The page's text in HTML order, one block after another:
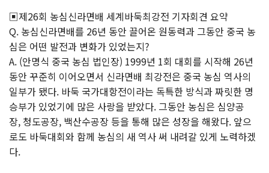
▣제26회 농심신라면배 세계바둑최강전 기자회견 요약
Q. 농심신라면배를 26년 동안 끌어온 원동력과 그동안 중국 농
심은 어떤 발전과 변화가 있었는지?
A. (안명식 중국 농심 법인장) 1999년 1회 대회를 시작해 26년
동안 꾸준히 이어오면서 신라면배 최강전은 중국 농심 역사의
일부가 됐다. 바둑 국가대항전이라는 독특한 방식과 짜릿한 명
승부가 있었기에 많은 사랑을 받았다. 그동안 농심은 심양공
장, 청도공장, 백산수공장 등을 통해 많은 성장을 해왔다. 앞으
로도 바둑대회와 함께 농심의 새 역사 써 내려갈 있게 노력하겠
다.